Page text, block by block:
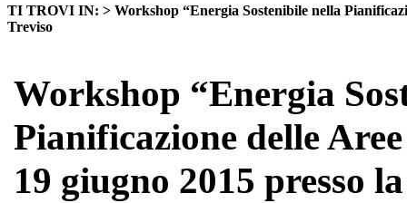
TI TROVI IN: > Workshop “Energia Sostenibile nella
Treviso
Workshop “Energia
Pianificazione delle
19 giugno 2015 presso